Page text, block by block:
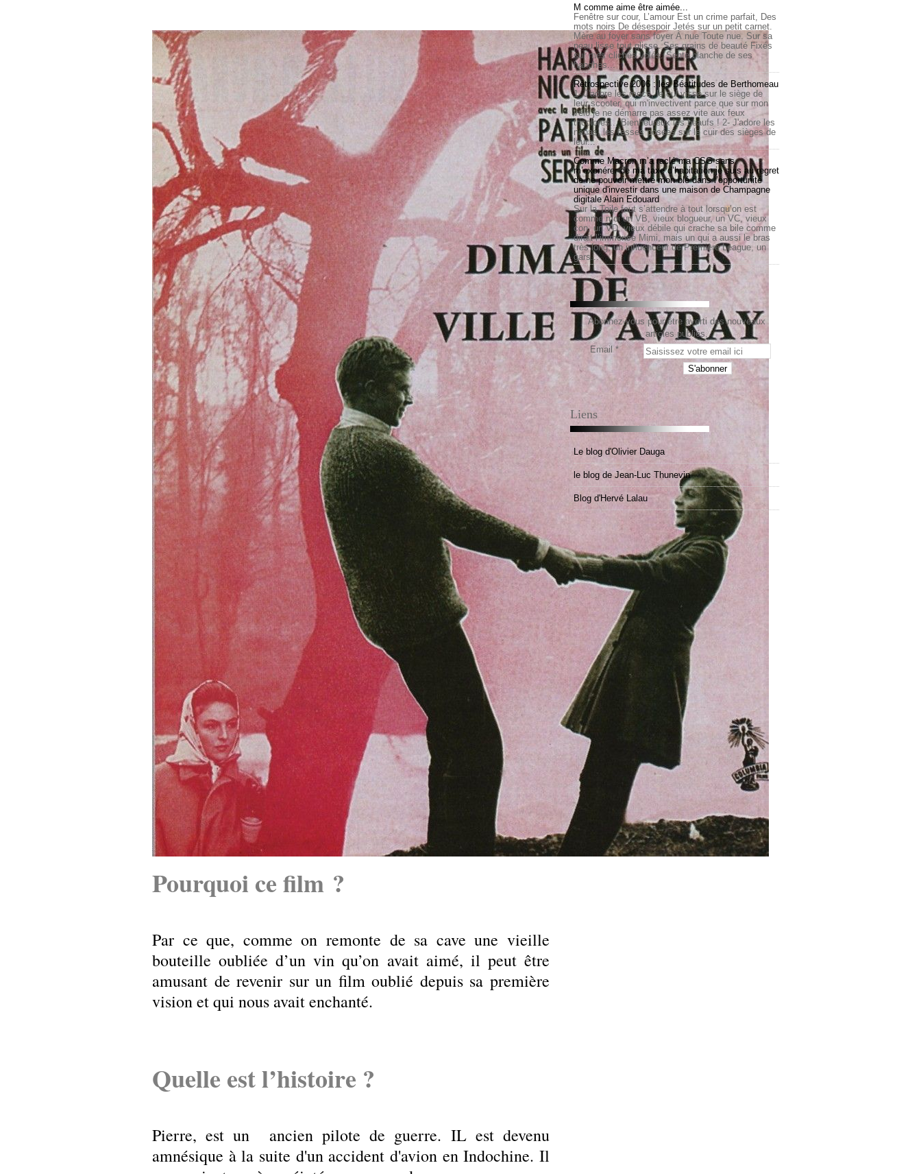
Pourquoi ce film ?
Par ce que, comme on remonte de sa cave une vieille
bouteille oubliée d’un vin qu’on avait aimé, il peut être
amusant de revenir sur un film oublié depuis sa première
vision et qui nous avait enchanté.
Quelle est l’histoire ?
Pierre, est un ancien pilote de guerre. IL est devenu
amnésique à la suite d'un accident d'avion en Indochine. Il
M comme aime être aimée...
Fenêtre sur cour, L’amour Est un crime parfait, Des
mots noirs De désespoir Jetés sur un petit carnet.
Mère au foyer sans foyer À nue Toute nue. Sur sa
peau lisse tout glisse. Ses grains de beauté Fixés
sur mes clichés volés. Sente blanche de ses
hanches...
Rétrospective 2006 : les Béatitudes de Berthomeau
1- J'adore les mecs, le cul vissé sur le siège de
leur scooter, qui m'invectivent parce que sur mon
vélo je ne démarre pas assez vite aux feux
tricolores... Bienheureux les beaufs ! 2- J'adore les
nanas, les fesses posées sur le cuir des sièges de
leur...
Comme Macron m’a raclé ma CSG sans
m’exonérer de ma taxe d’habitation je suis au regret
de ne pouvoir mettre mon blé dans l’opportunité
unique d'investir dans une maison de Champagne
digitale Alain Edouard
Sur la Toile faut s’attendre à tout lorsqu’on est
comme moi un VB, vieux blogueur, un VC, vieux
con, un VD, vieux débile qui crache sa bile comme
dirait l’immense Mimi, mais un qui a aussi le bras
très long, un influenceur de Première League, un
gars...
Abonnez-vous pour être averti des nouveaux
articles publiés.
Email
Liens
Le blog d'Olivier Dauga
le blog de Jean-Luc Thunevin
Blog d'Hervé Lalau